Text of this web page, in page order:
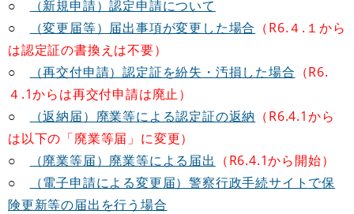
○
（新規申請）認定申請について
○
（変更届等）届出事項が変更した場合 （R6.４.１から
は認定証の書換えは不要）
○
（再交付申請）認定証を紛失・汚損した場合 （R6.
４.1からは再交付申請は廃止）
○
（返納届）廃業等による認定証の返納 （R6.4.1から
は以下の「廃業等届」に変更）
○
（廃業等届）廃業等による届出 （R6.4.1から開始）
○
（電子申請による変更届）警察行政手続サイト で保
険更新等の届出を行う場合